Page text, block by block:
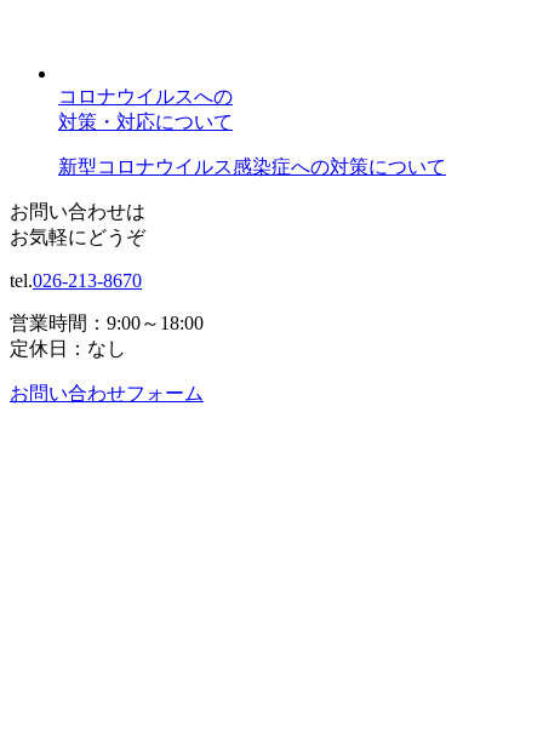
コロナウイルスへの
対策・対応について
新型コロナウイルス感染症への対策について
お問い合わせは
お気軽にどうぞ
tel.026-213-8670
営業時間：9:00～18:00
定休日：なし
お問い合わせフォーム